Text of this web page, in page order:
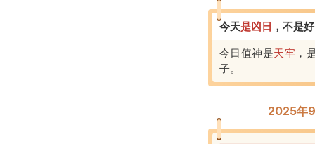
今天是凶 日 ， 不是
今日值神是天牢 ，
子。
2025年